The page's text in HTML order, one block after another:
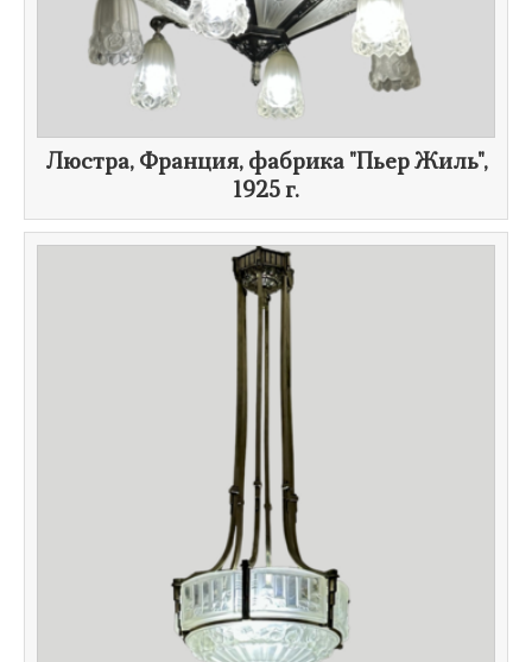
​Люстра, Франция, фабрика "Пьер Жиль",
1925 г.